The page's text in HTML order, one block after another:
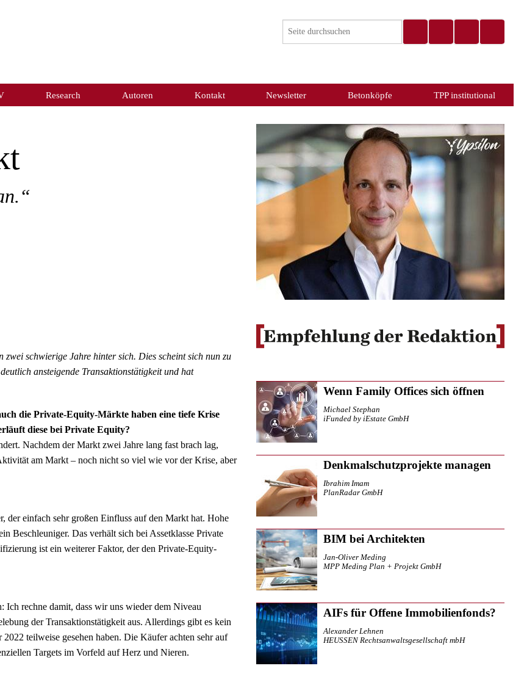
Research Autoren Kontakt Newsletter Betonköpfe TPP institutional
schwierige Jahre hinter sich. Dies scheint sich nun zu
ansteigende Transaktionstätigkeit und hat
die Private-Equity-Märkte haben eine tiefe Krise
diese bei Private Equity?
Nachdem der Markt zwei Jahre lang fast brach lag,
am Markt – noch nicht so viel wie vor der Krise, aber
der einfach sehr großen Einfluss auf den Markt hat. Hohe
Beschleuniger. Das verhält sich bei Assetklasse Private
ist ein weiterer Faktor, der den Private-Equity-
rechne damit, dass wir uns wieder dem Niveau
der Transaktionstätigkeit aus. Allerdings gibt es kein
teilweise gesehen haben. Die Käufer achten sehr auf
Targets im Vorfeld auf Herz und Nieren.
Wenn Family Offices sich öffnen
Michael Stephan
iFunded by iEstate GmbH
Denkmalschutzprojekte managen
Ibrahim Imam
PlanRadar GmbH
BIM bei Architekten
Jan-Oliver Meding
MPP Meding Plan + Projekt GmbH
AIFs für Offene Immobilienfonds?
Alexander Lehnen
HEUSSEN Rechtsanwaltsgesellschaft mbH